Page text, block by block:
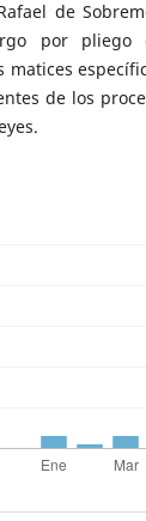
de
por pliego
matices
de los